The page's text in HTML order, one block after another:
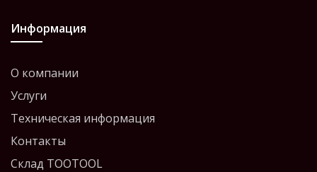
Информация
О компании
Услуги
Техническая информация
Контакты
Склад TOOTOOL